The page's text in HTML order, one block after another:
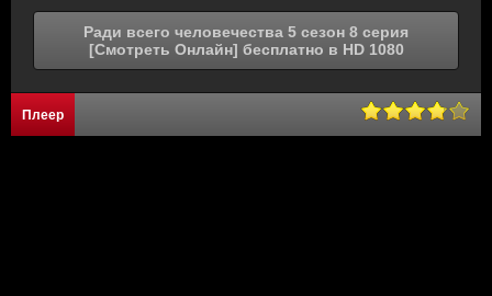
Ради всего человечества 5 сезон 8 серия
[Смотреть Онлайн] бесплатно в HD 1080
Плеер